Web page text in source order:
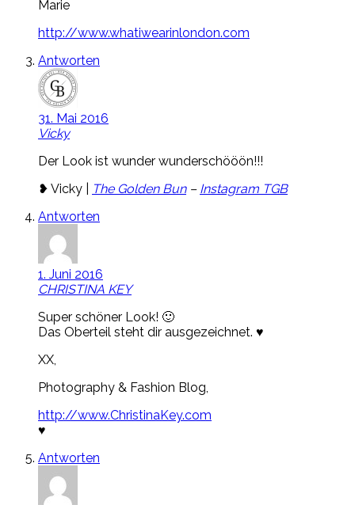
Marie
http://www.whatiwearinlondon.com
Antworten
31. Mai 2016
Vicky
Der Look ist wunder wunderschööön!!!
❥ Vicky |
The Golden Bun– Instagram TGB
Antworten
1. Juni 2016
CHRISTINA KEY
Super schöner Look! 🙂
Das Oberteil steht dir ausgezeichnet. ♥
XX,
Photography & Fashion Blog,
http://www.ChristinaKey.com
♥
Antworten